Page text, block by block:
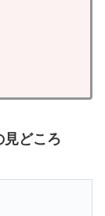
見どころ